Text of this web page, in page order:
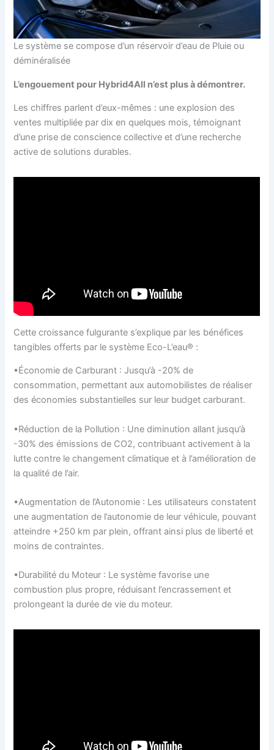
Le système se compose d’un réservoir d’eau de Pluie ou
déminéralisée
L’engouement pour Hybrid4All n’est plus à démontrer.
Les chiffres parlent d’eux-mêmes : une explosion des
ventes multipliée par dix en quelques mois, témoignant
d’une prise de conscience collective et d’une recherche
active de solutions durables.
Cette croissance fulgurante s’explique par les bénéfices
tangibles offerts par le système Eco-L’eau® :
•Économie de Carburant : Jusqu’à -20% de
consommation, permettant aux automobilistes de réaliser
des économies substantielles sur leur budget carburant.
•Réduction de la Pollution : Une diminution allant jusqu’à
-30% des émissions de CO2, contribuant activement à la
lutte contre le changement climatique et à l’amélioration de
la qualité de l’air.
•Augmentation de l’Autonomie : Les utilisateurs constatent
une augmentation de l’autonomie de leur véhicule, pouvant
atteindre +250 km par plein, offrant ainsi plus de liberté et
moins de contraintes.
•Durabilité du Moteur : Le système favorise une
combustion plus propre, réduisant l’encrassement et
prolongeant la durée de vie du moteur.